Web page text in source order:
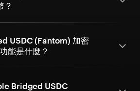
？
USDC (Fantom) 加密
能是什麼？
Bridged USDC